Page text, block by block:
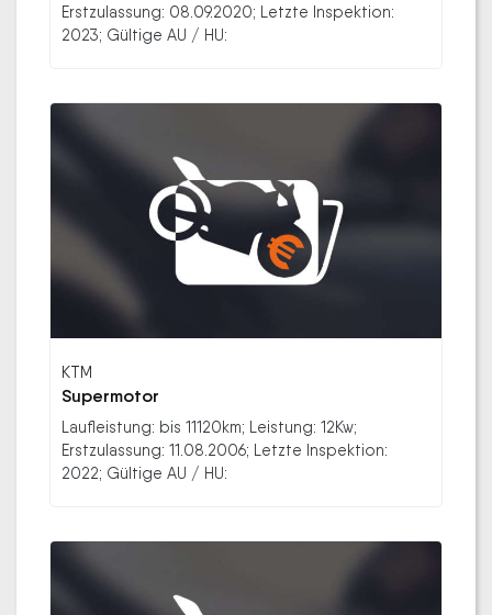
Erstzulassung: 08.09.2020; Letzte Inspektion:
2023; Gültige AU / HU:
KTM
Supermotor
Laufleistung: bis 11120km; Leistung: 12Kw;
Erstzulassung: 11.08.2006; Letzte Inspektion:
2022; Gültige AU / HU: